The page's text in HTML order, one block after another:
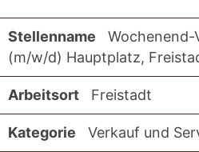
(m/w/d) Hauptplatz,
Freistadt
Verkauf und